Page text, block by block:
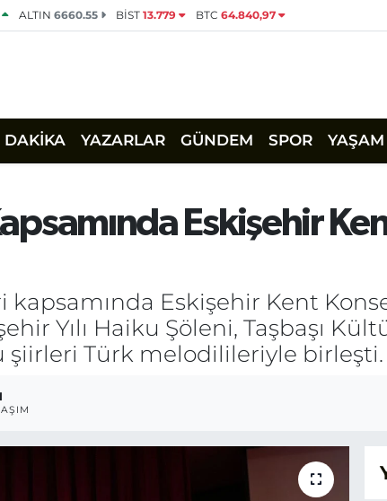
ALTIN 6660.55 BİST13.779 BTC 64.840,97
DAKİKA YAZARLAR GÜNDEM SPOR YAŞAM
Eskişehir
kapsamında Eskişehir Kent
Yılı Haiku Şöleni, Taşbaşı
şiirleri Türk melodilileriyle birleşti.